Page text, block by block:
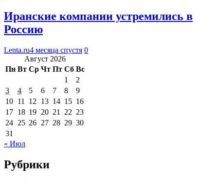
Иранские компании устремились в
Россию
Lenta.ru4 месяца спустя 0
Август 2026
Пн Вт Ср Чт Пт Сб Вс
1
2
3
4 5 6 7 8
9
10 11 12 13 14 15 16
17 18 19 20 21 22 23
24 25 26 27 28 29 30
31
« Июл
Рубрики